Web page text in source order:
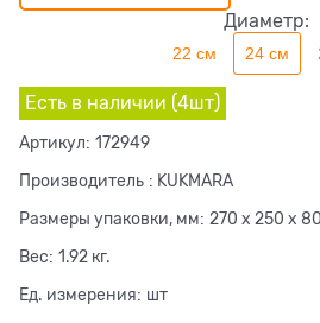
Диаметр:
22 см 24 см
Есть в наличии (4шт)
Артикул: 172949
Производитель : KUKMARA
Размеры упаковки, мм: 270 x 250 x 80
Вес: 1.92 кг.
Ед. измерения: шт